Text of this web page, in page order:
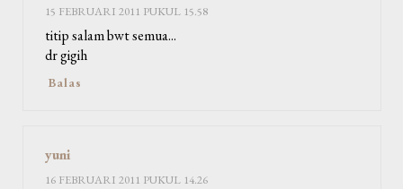
15 FEBRUARI 2011 PUKUL 15.58
titip salam bwt semua...
dr gigih
Balas
yuni
16 FEBRUARI 2011 PUKUL 14.26